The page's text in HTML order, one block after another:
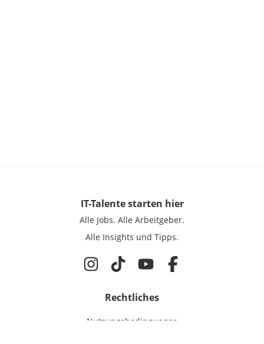
IT-Talentestarten hier
Alle Jobs. Alle Arbeitgeber.
Alle Insights und Tipps.
Rechtliches
Nutzungsbedingungen